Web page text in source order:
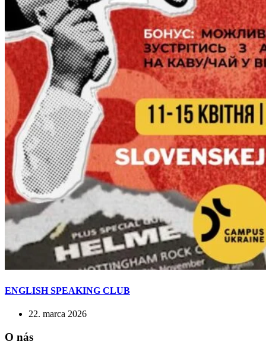
ENGLISH SPEAKING CLUB
22. marca 2026
O nás